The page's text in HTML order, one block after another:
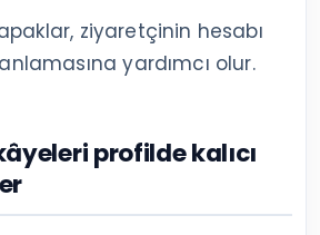
ziyaretçinin hesabı
yardımcı olur.
profilde kalıcı